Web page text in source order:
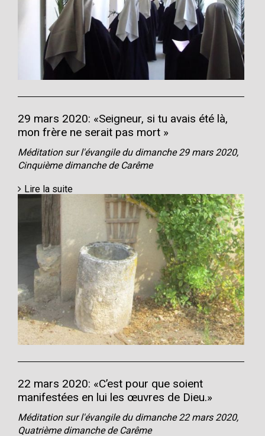
29 mars 2020: «Seigneur, si tu avais été là,
mon frère ne serait pas mort »
Méditation sur l'évangile du dimanche 29 mars 2020,
Cinquième dimanche de Carême
Lire la suite
22 mars 2020: «C’est pour que soient
manifestées en lui les œuvres de Dieu.»
Méditation sur l'évangile du dimanche 22 mars 2020,
Quatrième dimanche de Carême